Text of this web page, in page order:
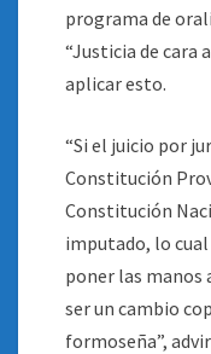
programa de
“Justicia de cara
aplicar esto.
“Si el juicio por
Constitución
Constitución
imputado, lo
poner las manos
ser un cambio
formoseña”,